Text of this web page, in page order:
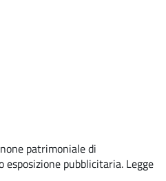
patrimoniale di
esposizione pubblicitaria. Legge